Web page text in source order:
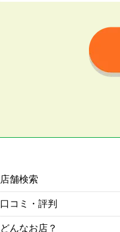
店舗検索
口コミ・評判
どんなお店？